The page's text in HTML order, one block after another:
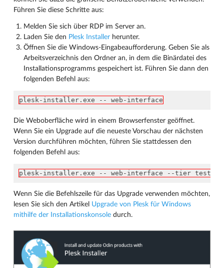
Führen Sie diese Schritte aus:
Melden Sie sich über RDP im Server an.
Laden Sie den Plesk Installer herunter.
Öffnen Sie die Windows-Eingabeaufforderung. Geben Sie als
Arbeitsverzeichnis den Ordner an, in dem die Binärdatei des
Installationsprogramms gespeichert ist. Führen Sie dann den
folgenden Befehl aus:
plesk-installer.exe -- web-interface
Die Weboberfläche wird in einem Browserfenster geöffnet.
Wenn Sie ein Upgrade auf die neueste Vorschau der nächsten
Version durchführen möchten, führen Sie stattdessen den
folgenden Befehl aus:
plesk-installer.exe -- web-interface --tier testing
Wenn Sie die Befehlszeile für das Upgrade verwenden möchten,
lesen Sie sich den Artikel Upgrade von Plesk für Windows
mithilfe der Installationskonsole durch.